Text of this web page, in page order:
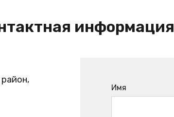
информация
Имя